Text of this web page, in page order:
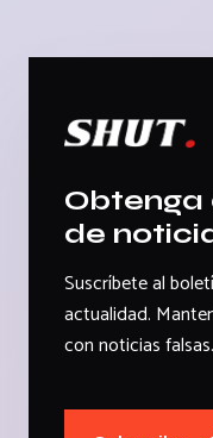
de
Suscríbete al
actualidad.
con noticias falsas.